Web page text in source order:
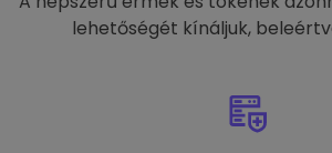
lehetőségét kínáljuk,